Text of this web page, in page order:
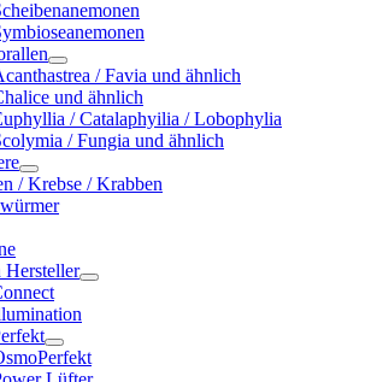
/ Favia und ähnlich
und ähnlich
/ Catalaphyilia / Lobophylia
/ Fungia und ähnlich
/ Krebse / Krabben
Hersteller